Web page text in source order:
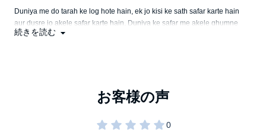
Duniya me do tarah ke log hote hain, ek jo kisi ke sath safar karte hain
aur dusre jo akele safar karte hain. Duniya ke safar me akele ghumne
me maja hai ya kisi ke sath yahi pata karne Naveen nikla hai ek yatra
続きを読む